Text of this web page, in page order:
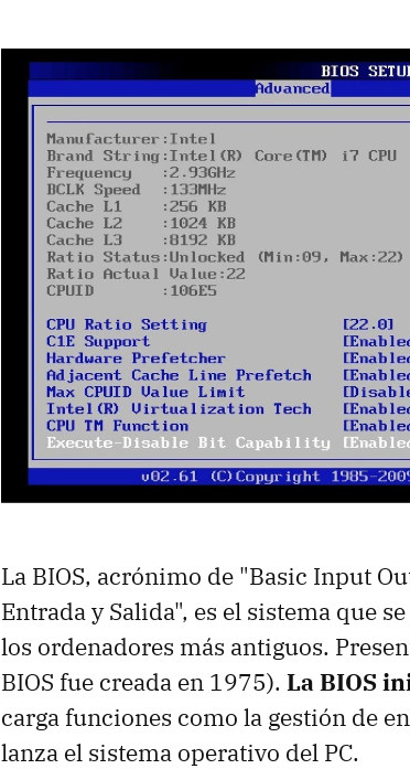
La BIOS, acrónimo de "Basic Input
Entrada y Salida", es el sistema que
los ordenadores más antiguos.
BIOS fue creada en 1975). La BIOS
carga funciones como la gestión de
lanza el sistema operativo del PC.